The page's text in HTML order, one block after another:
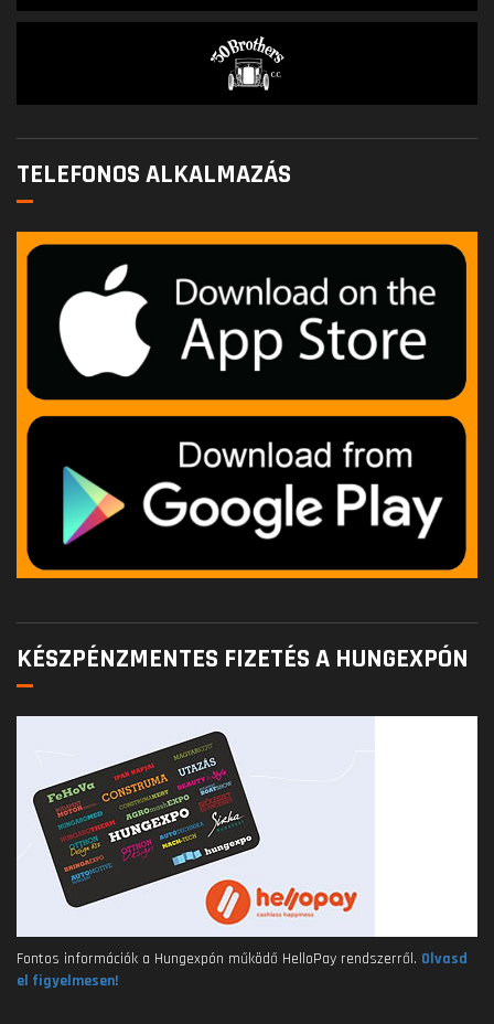
TELEFONOS ALKALMAZÁS
KÉSZPÉNZMENTES FIZETÉS A HUNGEXPÓN
Fontos információk a Hungexpón működő HelloPay rendszerről. Olvasd
el figyelmesen!